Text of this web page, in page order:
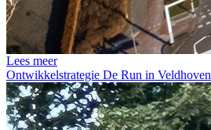
Lees meer
Ontwikkelstrategie De Run in Veldhoven